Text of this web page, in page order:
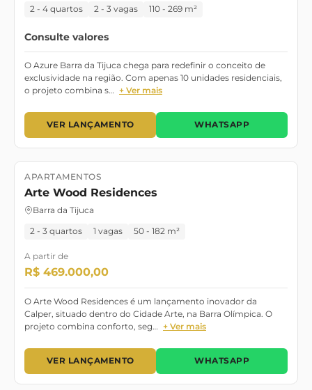
2 - 4 quartos 2 - 3 vagas 110 - 269 m²
Consulte valores
O Azure Barra da Tijuca chega para redefinir o conceito de
exclusividade na região. Com apenas 10 unidades residenciais,
o projeto combina s… + Ver mais
VER LANÇAMENTO WHATSAPP
Lançamento
APARTAMENTOS
Arte Wood Residences
Barra da Tijuca
2 - 3 quartos 1 vagas 50 - 182 m²
A partir de
R$ 469.000,00
O Arte Wood Residences é um lançamento inovador da
Calper, situado dentro do Cidade Arte, na Barra Olímpica. O
projeto combina conforto, seg… + Ver mais
VER LANÇAMENTO WHATSAPP